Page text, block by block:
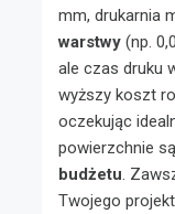
mm, drukarnia
warstwy (np.
ale czas druku
wyższy koszt
oczekując
powierzchnie
budżetu.
Twojego